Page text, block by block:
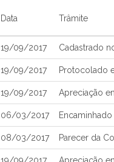
Data Trâmite
19/09/2017 Cadastrado
19/09/2017 Protocolado
19/09/2017 Apreciação
06/03/2017
08/03/2017 Parecer da